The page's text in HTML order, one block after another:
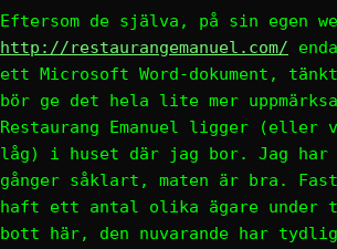
Eftersom de själva, på sin egen
http://restaurangemanuel.com/
ett Microsoft Word-dokument,
bör ge det hela lite mer
Restaurang Emanuel ligger (eller
låg) i huset där jag bor. Jag har
gånger såklart, maten är bra.
haft ett antal olika ägare under
bott här, den nuvarande har